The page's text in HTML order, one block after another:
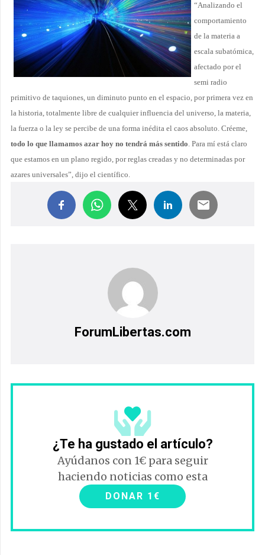
“Analizando el
comportamiento
de la materia a
escala subatómica,
afectado por el
semi radio
primitivo de taquiones, un diminuto punto en el espacio, por primera vez en
la historia, totalmente libre de cualquier influencia del universo, la materia,
la fuerza o la ley se percibe de una forma inédita el caos absoluto. Créeme,
todo lo que llamamos azar hoy no tendrá más sentido. Para mí está claro
que estamos en un plano regido, por reglas creadas y no determinadas por
azares universales”, dijo el científico.
ForumLibertas.com
¿Te ha gustado el artículo?
Ayúdanos con 1€ para seguir
haciendo noticias como esta
DONAR 1€